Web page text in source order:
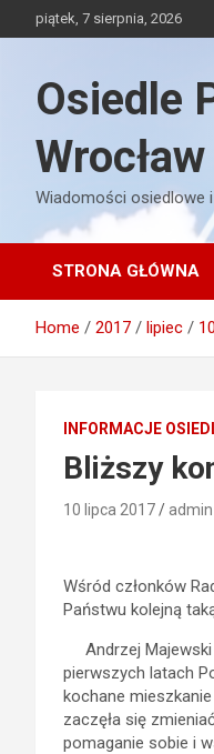
to
piątek, 7 sierpnia, 2026
Osiedle
Wrocław
Wiadomości osiedlowe
STRONA GŁÓWNA
Home 2017 lipiec 10
INFORMACJE
Bliższy
10 lipca 2017 admin
Wśród członków
Państwu kolejną
Andrzej Majewski
pierwszych latach
kochane
zaczęła się
pomaganie sobie i